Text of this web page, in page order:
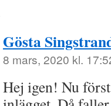
Gösta
8 mars, 2020 kl.
Hej igen! Nu